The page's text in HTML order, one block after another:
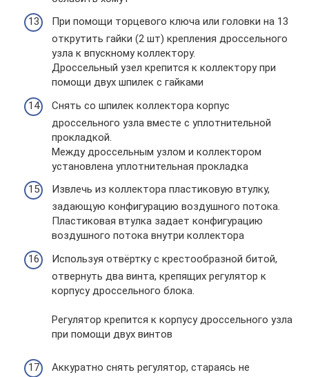
При помощи торцевого ключа или головки на 13
открутить гайки (2 шт) крепления дроссельного
узла к впускному коллектору.
Дроссельный узел крепится к коллектору при
помощи двух шпилек с гайками
Снять со шпилек коллектора корпус
дроссельного узла вместе с уплотнительной
прокладкой.
Между дроссельным узлом и коллектором
установлена уплотнительная прокладка
Извлечь из коллектора пластиковую втулку,
задающую конфигурацию воздушного потока.
Пластиковая втулка задает конфигурацию
воздушного потока внутри коллектора
Используя отвёртку с крестообразной битой,
отвернуть два винта, крепящих регулятор к
корпусу дроссельного блока.
Регулятор крепится к корпусу дроссельного узла
при помощи двух винтов
Аккуратно снять регулятор, стараясь не